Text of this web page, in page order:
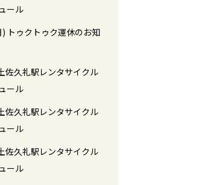
ール
トゥクトゥク運休のお知
佐久礼駅レンタサイクル
ール
佐久礼駅レンタサイクル
ール
佐久礼駅レンタサイクル
ール